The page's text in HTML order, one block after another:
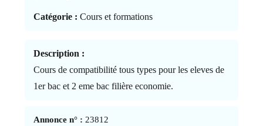
Catégorie : Cours et formations
Description :
Cours de compatibilité tous types pour les eleves de
1er bac et 2 eme bac filière economie.
Annonce n° : 23812